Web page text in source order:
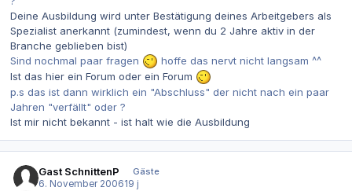
Deine Ausbildung wird unter Bestätigung deines Arbeitgebers als
Spezialist anerkannt (zumindest, wenn du 2 Jahre aktiv in der
Branche geblieben bist)
Sind nochmal paar fragen
hoffe das nervt nicht langsam ^^
Ist das hier ein Forum oder ein Forum
p.s das ist dann wirklich ein "Abschluss" der nicht nach ein paar
Jahren "verfällt" oder ?
Ist mir nicht bekannt - ist halt wie die Ausbildung
Gast SchnittenP
Gäste
6. November 200619 j